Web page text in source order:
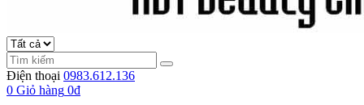
Điện thoại 0983.612.136
0 Giỏ hàng 0đ